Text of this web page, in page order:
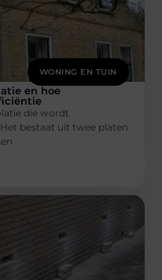
WONING EN TUIN
en hoe
die wordt
bestaat uit twee platen